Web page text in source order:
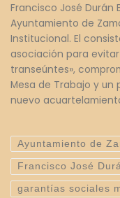
Francisco José Durán
Ayuntamiento de
Institucional. El
asociación para
transeúntes»,
Mesa de Trabajo y un
nuevo
Ayuntamiento de
Francisco José
garantías sociales